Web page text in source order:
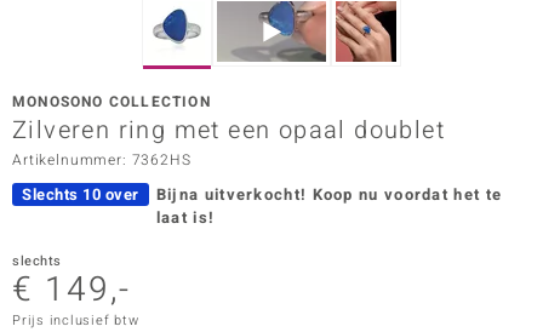
Vogue
in Italy
Paraíso
MONOSONO COLLECTION
Zilveren ring met een opaal doublet
Artikelnummer: 7362HS
Slechts 10 over Bijna uitverkocht! Koop nu voordat het te
laat is!
slechts
€ 149,-
Prijs inclusief btw